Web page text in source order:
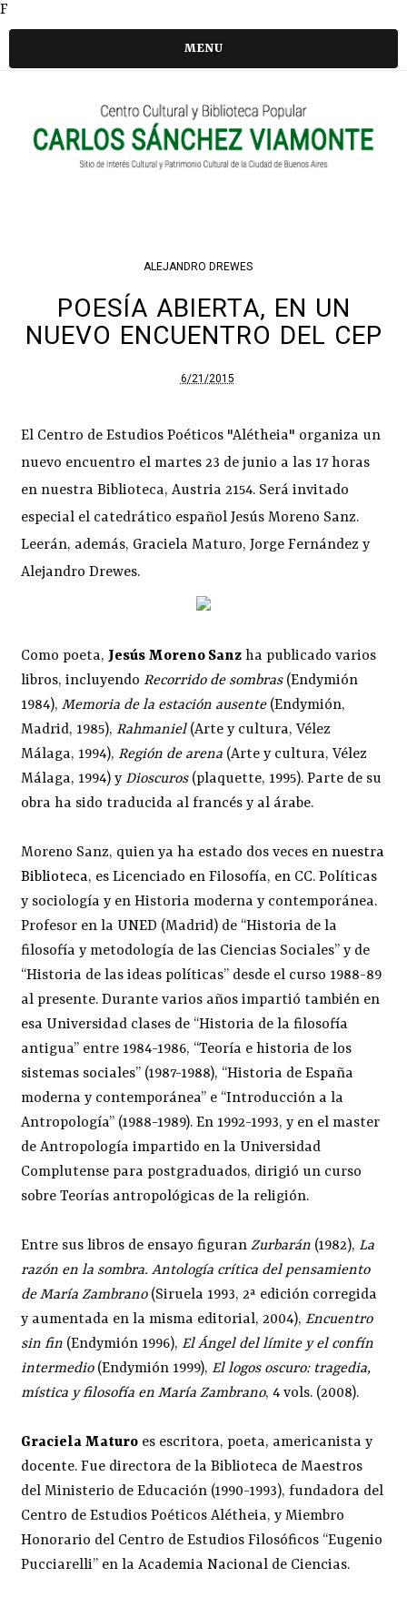
F
MENU
ALEJANDRO DREWES
POESÍA ABIERTA, EN UN
NUEVO ENCUENTRO DEL CEP
6/21/2015
El Centro de Estudios Poéticos "Alétheia" organiza un
nuevo encuentro el martes 23 de junio a las 17 horas
en nuestra Biblioteca, Austria 2154. Será invitado
especial el catedrático español Jesús Moreno Sanz.
Leerán, además, Graciela Maturo, Jorge Fernández y
Alejandro Drewes.
Como poeta, Jesús Moreno Sanz ha publicado varios
libros, incluyendoRecorrido de sombras(Endymión
1984),Memoria de la estación ausente(Endymión,
Madrid, 1985),Rahmaniel(Arte y cultura, Vélez
Málaga, 1994),Región de arena (Arte y cultura, Vélez
Málaga, 1994) yDioscuros (plaquette, 1995). Parte de su
obra ha sido traducida al francés y al árabe.
Moreno Sanz, quien ya ha estado dos veces ennuestra
Biblioteca, es Licenciado en Filosofía, en CC. Políticas
y sociología y en Historia moderna y contemporánea.
Profesor en la UNED (Madrid) de “Historia de la
filosofía y metodología de las Ciencias Sociales” y de
“Historia de las ideas políticas” desde el curso 1988-89
al presente. Durante varios años impartió también en
esa Universidad clases de “Historia de la filosofía
antigua” entre 1984-1986, “Teoría e historia de los
sistemas sociales” (1987-1988), “Historia de España
moderna y contemporánea” e “Introducción a la
Antropología” (1988-1989). En 1992-1993, y en el master
de Antropología impartido en la Universidad
Complutense para postgraduados, dirigió un curso
sobre Teorías antropológicas de la religión.
Entre sus libros de ensayo figuranZurbarán (1982),La
razón en la sombra. Antología crítica del pensamiento
de María Zambrano(Siruela 1993, 2ª edición corregida
y aumentada en la misma editorial, 2004),Encuentro
sin fin (Endymión 1996),El Ángel del límite y el confín
intermedio(Endymión 1999),El logos oscuro: tragedia,
mística y filosofía en María Zambrano, 4 vols. (2008).
Graciela Maturo es escritora, poeta, americanista y
docente. Fue directora de la Biblioteca de Maestros
del Ministerio de Educación (1990-1993), fundadora del
Centro de Estudios Poéticos Alétheia, y Miembro
Honorario del Centro de Estudios Filosóficos “Eugenio
Pucciarelli” en la Academia Nacional de Ciencias.